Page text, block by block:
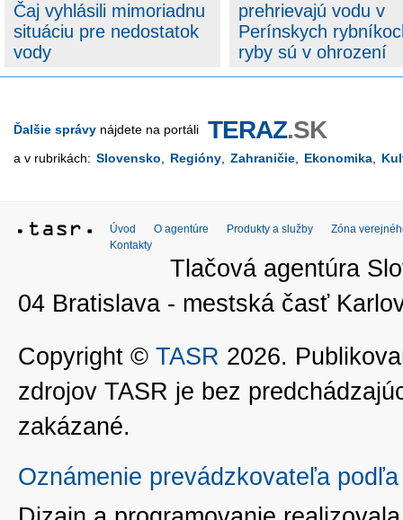
Čaj vyhlásili mimoriadnu
situáciu pre nedostatok
vody
prehrievajú vodu v
Perínskych
ryby sú v ohrození
Ďalšie správy nájdete na portáli TERAZ.SK
a v rubrikách: Slovensko Regióny Zahraničie Ekonomika
Úvod O agentúre Produkty a služby
Zóna
Kontakty
Tlačová agentúra
04 Bratislava - mestská časť
Copyright © TASR 2026.
zdrojov TASR je bez
zakázané.
Oznámenie prevádzkovateľa